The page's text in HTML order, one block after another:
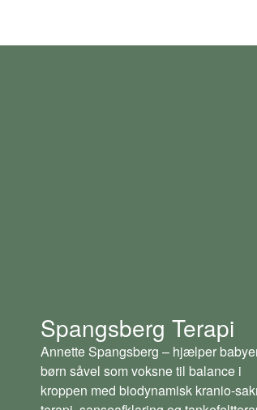
Spangsberg Terapi
Annette Spangsberg – hjælper
børn såvel som voksne til balance i
kroppen med biodynamisk kranio-